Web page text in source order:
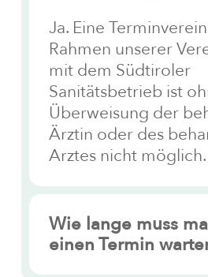
Ja. Eine
Rahmen unserer
mit dem Südtiroler
Sanitätsbetrieb ist
Überweisung der
Ärztin oder des
Arztes nicht möglich.
Wie lange muss
einen Termin